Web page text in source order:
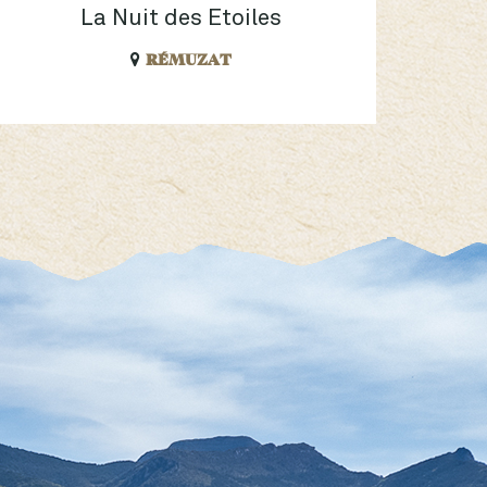
La Nuit des Etoiles
RÉMUZAT